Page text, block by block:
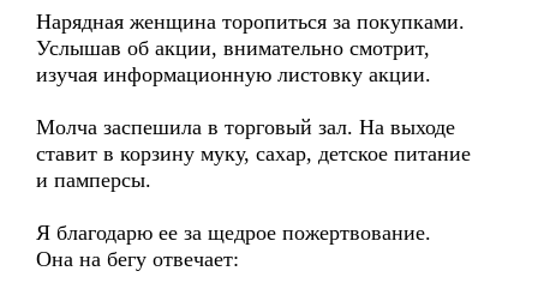
Нарядная женщина торопиться за покупками.
Услышав об акции, внимательно смотрит,
изучая информационную листовку акции.
Молча заспешила в торговый зал. На выходе
ставит в корзину муку, сахар, детское питание
и памперсы.
Я благодарю ее за щедрое пожертвование.
Она на бегу отвечает: